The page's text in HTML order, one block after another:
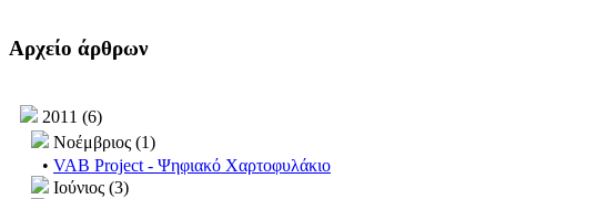
Αρχείο άρθρων
2011 (6)
Νοέμβριος (1)
• VAB Project - Ψηφιακό Χαρτοφυλάκιο
Ιούνιος (3)